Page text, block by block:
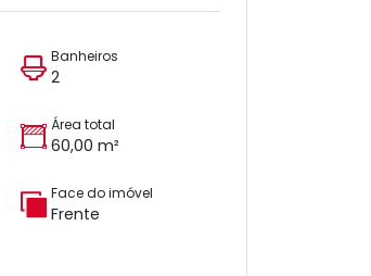
Banheiros
2
Área total
60,00 m²
Face do imóvel
Frente